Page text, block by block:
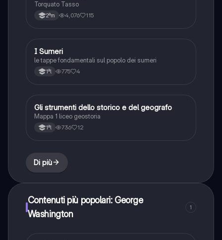
Torquato Tasso
2ªm 4,076 115
Storia
I Sumeri
le tappe fondamentali sul popolo dei sumeri
1ªl 775 4
Storia
Gli strumenti dello storico e del geografo
Mappa 1 liceo geostoria
1ªl 736 12
Di più
Contenuti più popolari: George
Washington
1